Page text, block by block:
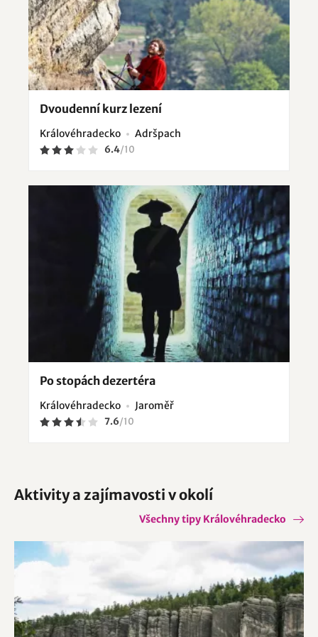
Dvoudenní kurz lezení
Královéhradecko Adršpach
6.4/10
Po stopách dezertéra
Královéhradecko Jaroměř
7.6/10
Aktivity a zajímavosti v okolí
Všechny tipy Královéhradecko